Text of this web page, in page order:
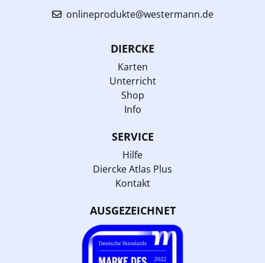
onlineprodukte@westermann.de
DIERCKE
Karten
Unterricht
Shop
Info
SERVICE
Hilfe
Diercke Atlas Plus
Kontakt
AUSGEZEICHNET